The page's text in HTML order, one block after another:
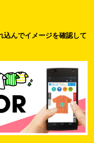
込んでイメージを確認して